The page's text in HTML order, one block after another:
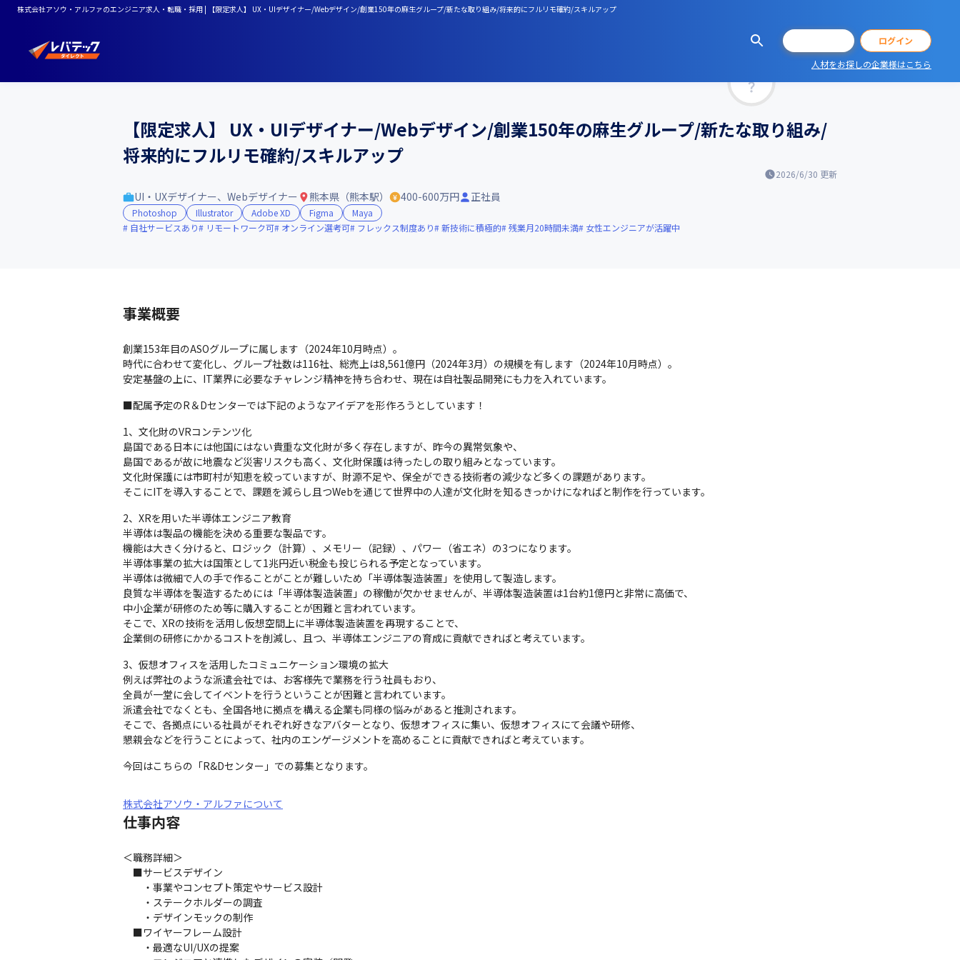
株式会社アソウ・アルファのエンジニア求人・転職・採用 | 【限定求人】 UX・UIデザイナー/Webデザイン/創業150年の麻生グループ/新たな取り組み/将来的にフルリモ確約/スキルアップ
ログイン
人材をお探しの企業様はこちら
【限定求人】 UX・UIデザイナー/Webデザイン/創業150年の麻生グループ/新たな取り組み/
将来的にフルリモ確約/スキルアップ
2026/6/30 更新
UI・UXデザイナー、Webデザイナー 熊本県（熊本駅） 400-600万円 正社員
Photoshop Illustrator Adobe XD Figma
Maya
自社サービスあり
リモートワーク可 オンライン選考可 フレックス制度あり 新技術に積極的 残業月20時間未満 女性エンジニアが活躍中
事業概要
創業153年目のASOグループに属します（2024年10月時点）。
時代に合わせて変化し、グループ社数は116社、総売上は8,561億円（2024年3月）の規模を有します（2024年10月時点）。
安定基盤の上に、IT業界に必要なチャレンジ精神を持ち合わせ、現在は自社製品開発にも力を入れています。
■配属予定のR＆Dセンターでは下記のようなアイデアを形作ろうとしています！
1、文化財のVRコンテンツ化
島国である日本には他国にはない貴重な文化財が多く存在しますが、昨今の異常気象や、
島国であるが故に地震など災害リスクも高く、文化財保護は待ったしの取り組みとなっています。
文化財保護には市町村が知恵を絞っていますが、財源不足や、保全ができる技術者の減少など多くの課題があります。
そこにITを導入することで、課題を減らし且つWebを通じて世界中の人達が文化財を知るきっかけになればと制作を行っています。
2、XRを用いた半導体エンジニア教育
半導体は製品の機能を決める重要な製品です。
機能は大きく分けると、ロジック（計算）、メモリー（記録）、パワー（省エネ）の3つになります。
半導体事業の拡大は国策として1兆円近い税金も投じられる予定となっています。
半導体は微細で人の手で作ることがことが難しいため「半導体製造装置」を使用して製造します。
良質な半導体を製造するためには「半導体製造装置」の稼働が欠かせませんが、半導体製造装置は1台約1億円と非常に高価で、
中小企業が研修のため等に購入することが困難と言われています。
そこで、XRの技術を活用し仮想空間上に半導体製造装置を再現することで、
企業側の研修にかかるコストを削減し、且つ、半導体エンジニアの育成に貢献できればと考えています。
3、仮想オフィスを活用したコミュニケーション環境の拡大
例えば弊社のような派遣会社では、お客様先で業務を行う社員もおり、
全員が一堂に会してイベントを行うということが困難と言われています。
派遣会社でなくとも、全国各地に拠点を構える企業も同様の悩みがあると推測されます。
そこで、各拠点にいる社員がそれぞれ好きなアバターとなり、仮想オフィスに集い、仮想オフィスにて会議や研修、
懇親会などを行うことによって、社内のエンゲージメントを高めることに貢献できればと考えています。
今回はこちらの「R&Dセンター」での募集となります。
株式会社アソウ・アルファについて
仕事内容
＜職務詳細＞
■サービスデザイン
・事業やコンセプト策定やサービス設計
・ステークホルダーの調査
・デザインモックの制作
■ワイヤーフレーム設計
・最適なUI/UXの提案